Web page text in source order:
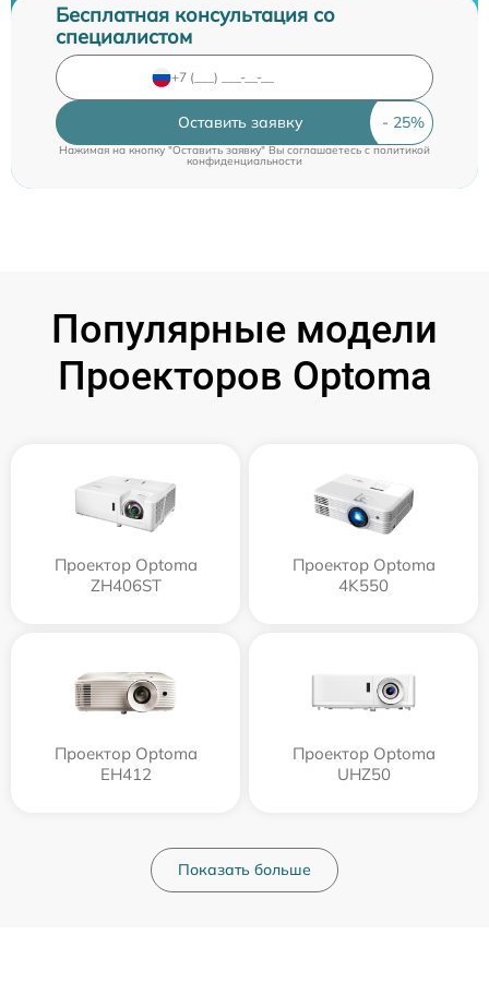
Бесплатная консультация со
специалистом
Оставить заявку
Нажимая на кнопку "Оставить заявку" Вы соглашаетесь cполитикой
конфиденциальности
Популярные модели
Проекторов Optoma
Проектор Optoma
ZH406ST
Проектор Optoma
4K550
Проектор Optoma
EH412
Проектор Optoma
UHZ50
Показать больше